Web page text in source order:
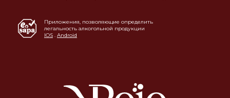
Приложения, позволяющие определить
легальность алкогольной продукции
IOS . Android